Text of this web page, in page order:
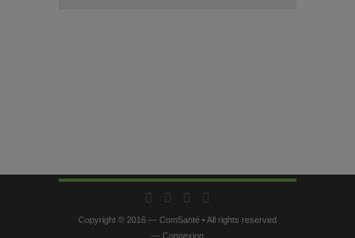
Copyright © 2016 — ComSanté • All rights reserved
— Connexion